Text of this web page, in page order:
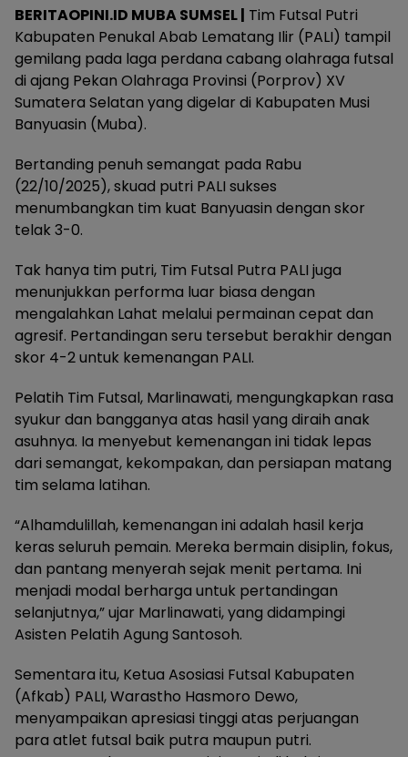
BERITAOPINI.ID MUBA SUMSEL | Tim Futsal Putri
Kabupaten Penukal Abab Lematang Ilir (PALI) tampil
gemilang pada laga perdana cabang olahraga futsal
di ajang Pekan Olahraga Provinsi (Porprov) XV
Sumatera Selatan yang digelar di Kabupaten Musi
Banyuasin (Muba).
Bertanding penuh semangat pada Rabu
(22/10/2025), skuad putri PALI sukses
menumbangkan tim kuat Banyuasin dengan skor
telak 3-0.
Tak hanya tim putri, Tim Futsal Putra PALI juga
menunjukkan performa luar biasa dengan
mengalahkan Lahat melalui permainan cepat dan
agresif. Pertandingan seru tersebut berakhir dengan
skor 4-2 untuk kemenangan PALI.
Pelatih Tim Futsal, Marlinawati, mengungkapkan rasa
syukur dan bangganya atas hasil yang diraih anak
asuhnya. Ia menyebut kemenangan ini tidak lepas
dari semangat, kekompakan, dan persiapan matang
tim selama latihan.
“Alhamdulillah, kemenangan ini adalah hasil kerja
keras seluruh pemain. Mereka bermain disiplin, fokus,
dan pantang menyerah sejak menit pertama. Ini
menjadi modal berharga untuk pertandingan
selanjutnya,” ujar Marlinawati, yang didampingi
Asisten Pelatih Agung Santosoh.
Sementara itu, Ketua Asosiasi Futsal Kabupaten
(Afkab) PALI, Warastho Hasmoro Dewo,
menyampaikan apresiasi tinggi atas perjuangan
para atlet futsal baik putra maupun putri.